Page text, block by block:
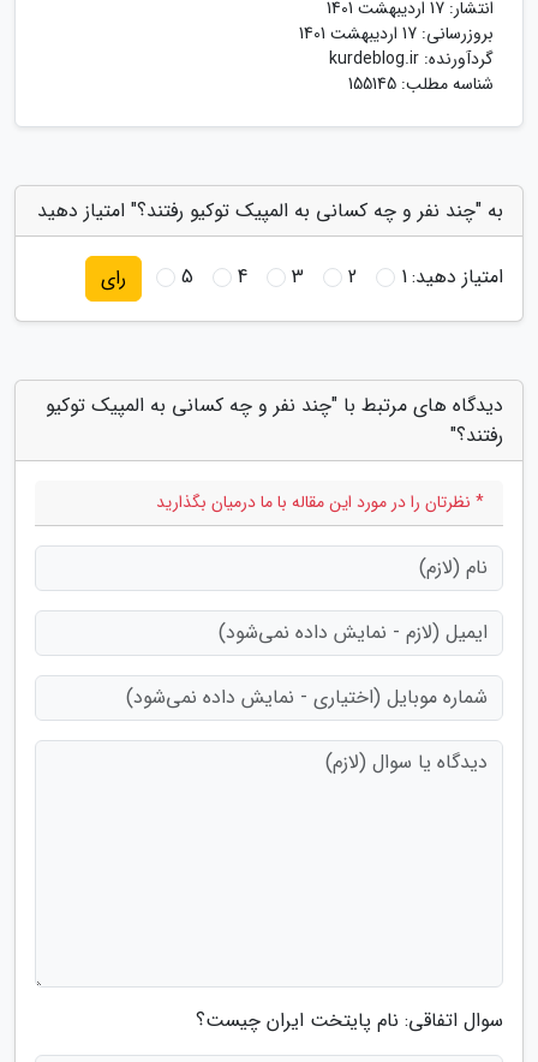
انتشار: 17 اردیبهشت 1401
بروزرسانی: 17 اردیبهشت 1401
گردآورنده: kurdeblog.ir
شناسه مطلب: 155145
به "چند نفر و چه کسانی به المپیک توکیو رفتند؟" امتیاز دهید
امتیاز دهید:1
2
3
4
5 رای
دیدگاه های مرتبط با "چند نفر و چه کسانی به المپیک توکیو
رفتند؟"
* نظرتان را در مورد این مقاله با ما درمیان بگذارید
سوال اتفاقی: نام پایتخت ایران چیست؟